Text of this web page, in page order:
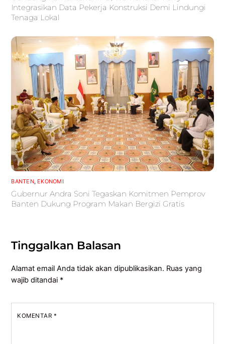
Integrasikan Data Pekerja Konstruksi Demi Lindungi
Tenaga Lokal
BANTEN, EKONOMI
Gubernur Andra Soni Tegaskan Komitmen Pemprov
Banten Dukung Program Makan Bergizi Gratis
Tinggalkan Balasan
Alamat email Anda tidak akan dipublikasikan. Ruas yang
wajib ditandai *
KOMENTAR *